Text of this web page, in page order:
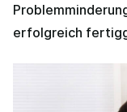
erfolgreich